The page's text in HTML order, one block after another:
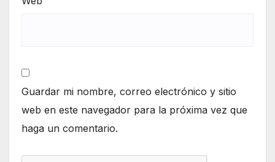
Guardar mi nombre, correo electrónico y sitio
web en este navegador para la próxima vez que
haga un comentario.